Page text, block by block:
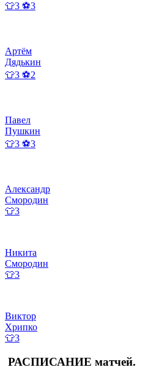
👕3 ⚽3
Артём
Дядькин
👕3 ⚽2
Павел
Пушкин
👕3 ⚽3
Александр
Смородин
👕3
Никита
Смородин
👕3
Виктор
Хрипко
👕3
РАСПИСАНИЕ матчей.